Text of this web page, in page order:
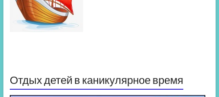
Отдых детей в каникулярное время